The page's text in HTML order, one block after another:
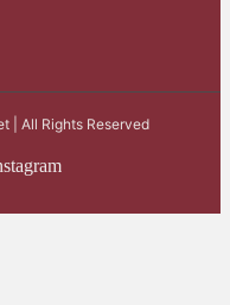
| All Rights Reserved